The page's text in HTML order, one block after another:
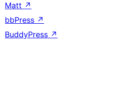
Matt ↗
bbPress ↗
BuddyPress ↗